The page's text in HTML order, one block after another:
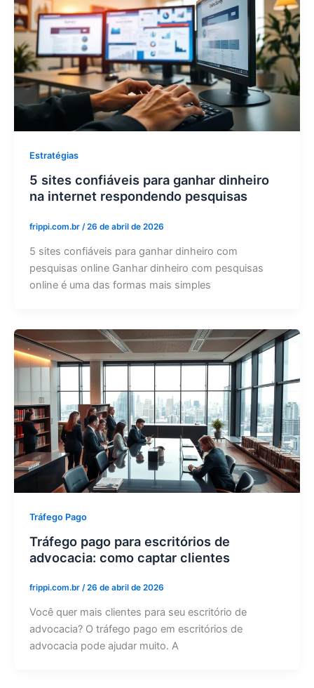
Estratégias
5 sites confiáveis ​​para ganhar dinheiro
na internet respondendo pesquisas
frippi.com.br /26 de abril de 2026
5 sites confiáveis para ganhar dinheiro com
pesquisas online Ganhar dinheiro com pesquisas
online é uma das formas mais simples
Tráfego Pago
Tráfego pago para escritórios de
advocacia: como captar clientes
frippi.com.br /26 de abril de 2026
Você quer mais clientes para seu escritório de
advocacia? O tráfego pago em escritórios de
advocacia pode ajudar muito. A